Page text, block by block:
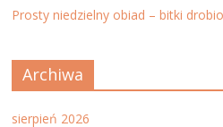
Prosty niedzielny obiad – bitki
Archiwa
sierpień 2026